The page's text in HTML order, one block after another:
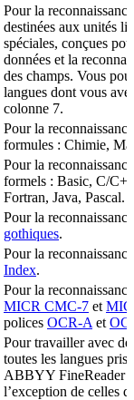
Pour la
destinées aux unités
spéciales, conçues
données et la
des champs. Vous
langues dont vous
colonne 7.
Pour la
formules : Chimie,
Pour la
formels : Basic, C/
Fortran, Java, Pascal.
Pour la
gothiques.
Pour la
Index.
Pour la
MICR CMC-7 et
polices OCR-A et
Pour travailler avec
toutes les langues
ABBYY FineReader
l’exception de celles